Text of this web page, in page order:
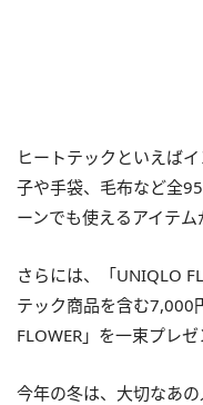
ヒートテックといえば
子や手袋、毛布など全
ーンでも使えるアイテム
さらには、「UNIQLO
テック商品を含む7,000
FLOWER」を一束プレゼ
今年の冬は、大切なあ